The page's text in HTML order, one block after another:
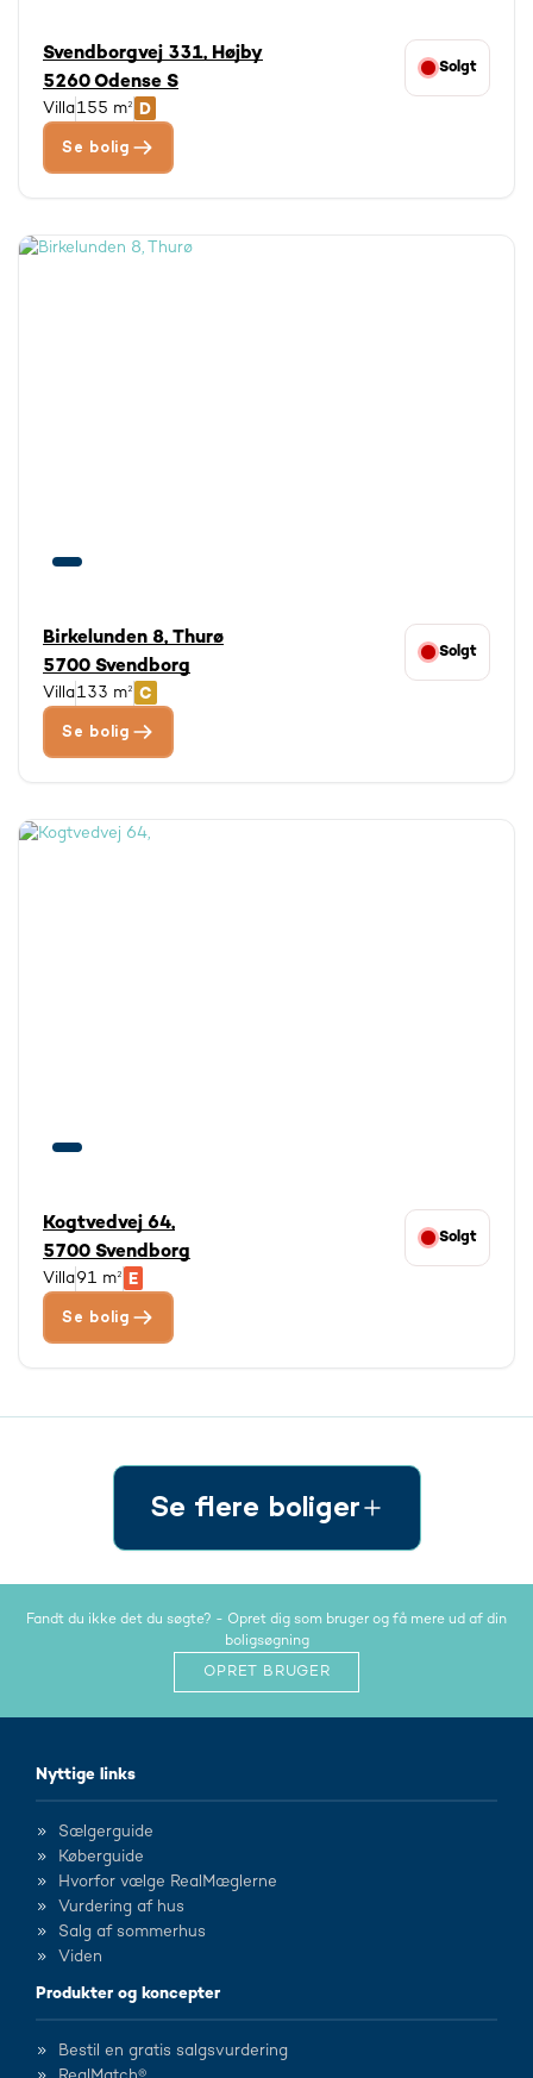
Svendborgvej 331, Højby
5260 Odense S
Solgt
Villa155 m²
Se bolig
Birkelunden 8, Thurø
5700 Svendborg
Solgt
Villa133 m²
Se bolig
Kogtvedvej 64,
5700 Svendborg
Solgt
Villa91 m²
Se bolig
Se flere boliger
Fandt du ikke det du søgte? - Opret dig som bruger og få mere ud af din
boligsøgning
OPRET BRUGER
Nyttige links
Sælgerguide
Køberguide
Hvorfor vælge RealMæglerne
Vurdering af hus
Salg af sommerhus
Viden
Produkter og koncepter
Bestil en gratis salgsvurdering